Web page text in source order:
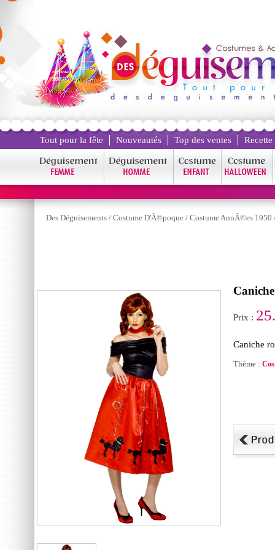
Tout pour la fête Nouveautés Top des ventes
Des Déguisements / Costume D'Ã©poque / Costume AnnÃ©es 1950
Prix :
Caniche
Thème :